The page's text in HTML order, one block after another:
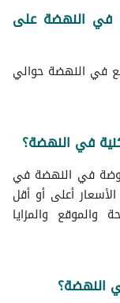
في النهضة على
في النهضة حوالي
في النهضة؟
في النهضة في
الأسعار أعلى أو أقل
والمزايا
النهضة؟